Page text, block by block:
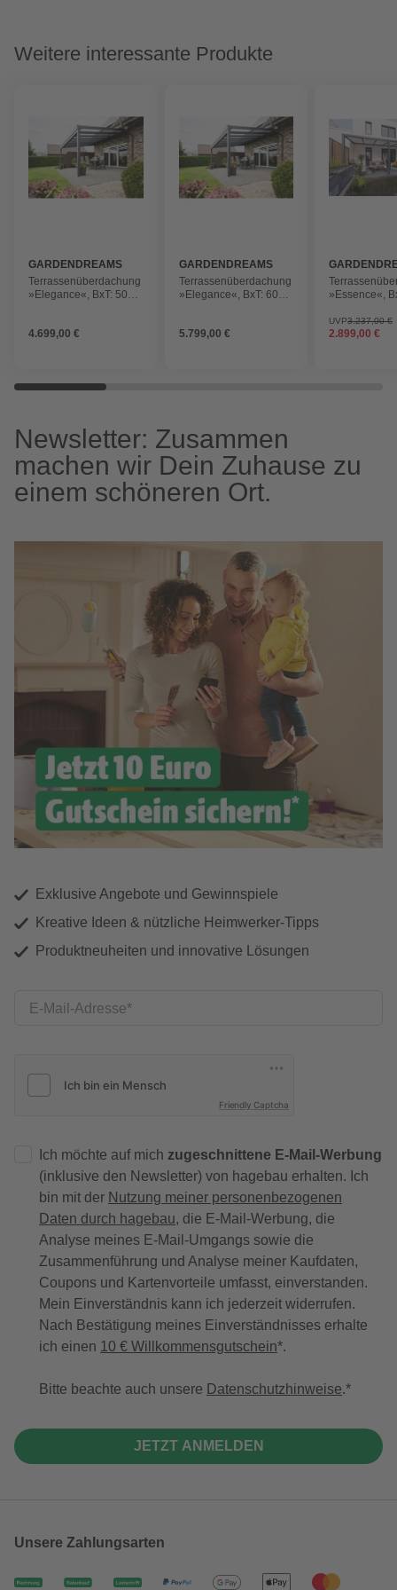
Weitere interessante Produkte
GARDENDREAMS
Terrassenüberdachung
»Elegance«, BxT: 5000
4.699,00 €
GARDENDREAMS
Terrassenüberdachung
»Elegance«, BxT: 6000
5.799,00 €
»Essence«,
anthrazitgrau
UVP3.237,00 €
2.899,00 €
Newsletter: Zusammen
machen wir Dein Zuhause zu
einem schöneren Ort.
Exklusive Angebote und Gewinnspiele
Kreative Ideen & nützliche Heimwerker-Tipps
Produktneuheiten und innovative Lösungen
E-Mail-Adresse
Friendly Captcha
Ich möchte auf mich zugeschnittene E-Mail-Werbung
(inklusive den Newsletter) von hagebau erhalten. Ich
bin mit der Nutzung meiner personenbezogenen
Daten durch hagebau, die E-Mail-Werbung, die
Analyse meines E-Mail-Umgangs sowie die
Zusammenführung und Analyse meiner Kaufdaten,
Coupons und Kartenvorteile umfasst, einverstanden.
Mein Einverständnis kann ich jederzeit widerrufen.
Nach Bestätigung meines Einverständnisses erhalte
ich einen 10 € Willkommensgutschein*.
Bitte beachte auch unsere Datenschutzhinweise.
JETZT ANMELDEN
Unsere Zahlungsarten